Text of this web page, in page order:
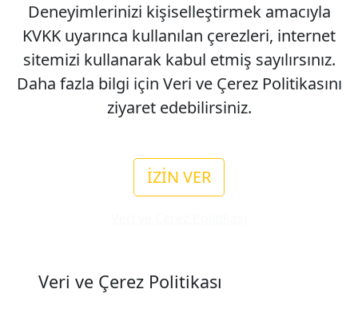
Deneyimlerinizi kişiselleştirmek amacıyla
KVKK uyarınca kullanılan çerezleri, internet
sitemizi kullanarak kabul etmiş sayılırsınız.
Daha fazla bilgi için Veri ve Çerez Politikasını
ziyaret edebilirsiniz.
İZİN VER
Veri ve Çerez Politikası